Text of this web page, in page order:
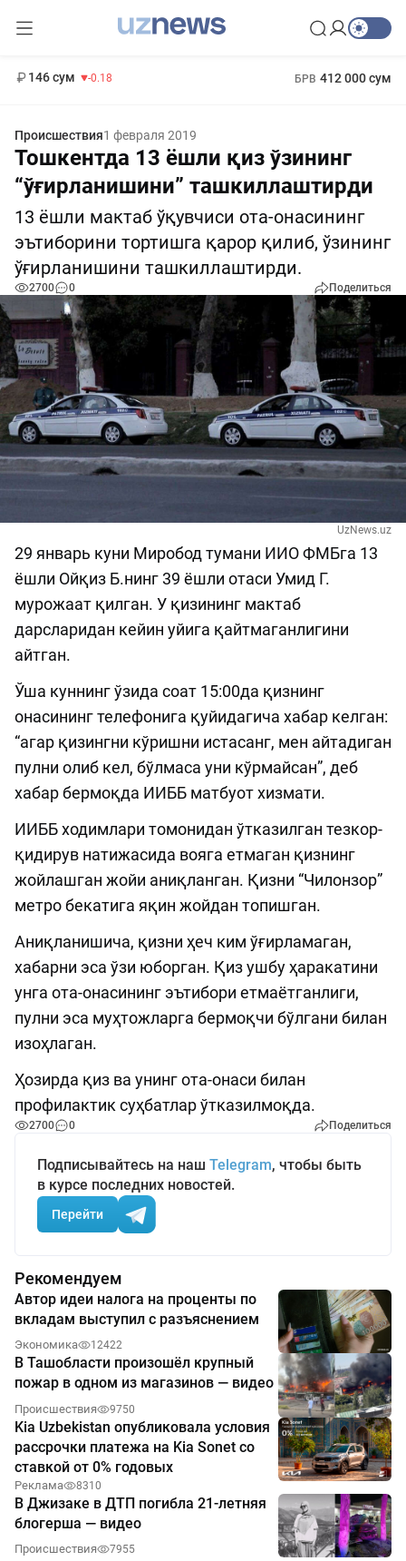
146 сум -0.18 БРВ 412 000 сум
Происшествия1 февраля 2019
Тошкентда 13 ёшли қиз ўзининг
“ўғирланишини” ташкиллаштирди
13 ёшли мактаб ўқувчиси ота-онасининг
эътиборини тортишга қарор қилиб, ўзининг
ўғирланишини ташкиллаштирди.
2700 0 Поделиться
UzNews.uz
29 январь куни Миробод тумани ИИО ФМБга 13
ёшли Ойқиз Б.нинг 39 ёшли отаси Умид Г.
мурожаат қилган. У қизининг мактаб
дарсларидан кейин уйига қайтмаганлигини
айтган.
Ўша куннинг ўзида соат 15:00да қизнинг
онасининг телефонига қуйидагича хабар келган:
“агар қизингни кўришни истасанг, мен айтадиган
пулни олиб кел, бўлмаса уни кўрмайсан”, деб
хабар бермоқда ИИББ матбуот хизмати.
ИИББ ходимлари томонидан ўтказилган тезкор-
қидирув натижасида вояга етмаган қизнинг
жойлашган жойи аниқланган. Қизни “Чилонзор”
метро бекатига яқин жойдан топишган.
Аниқланишича, қизни ҳеч ким ўғирламаган,
хабарни эса ўзи юборган. Қиз ушбу ҳаракатини
унга ота-онасининг эътибори етмаётганлиги,
пулни эса муҳтожларга бермоқчи бўлгани билан
изоҳлаган.
Ҳозирда қиз ва унинг ота-онаси билан
профилактик суҳбатлар ўтказилмоқда.
2700 0 Поделиться
Подписывайтесь на наш Telegram, чтобы быть
в курсе последних новостей.
Перейти
Рекомендуем
Автор идеи налога на проценты по
вкладам выступил с разъяснением
Экономика 12422
В Ташобласти произошёл крупный
пожар в одном из магазинов — видео
Происшествия 9750
Kia Uzbekistan опубликовала условия
рассрочки платежа на Kia Sonet со
ставкой от 0% годовых
Реклама 8310
В Джизаке в ДТП погибла 21-летняя
блогерша — видео
Происшествия 7955